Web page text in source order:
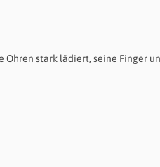
stark lädiert, seine Finger